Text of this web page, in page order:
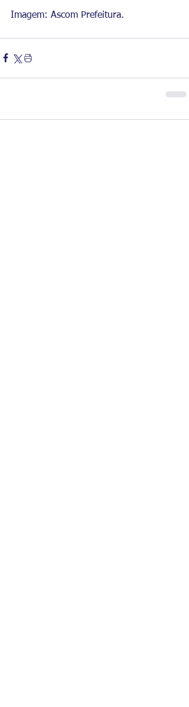
Imagem: Ascom Prefeitura.